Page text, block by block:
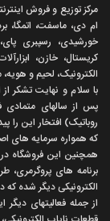
مرکز توزیع و فروش
ام دی، ماسفت، اتمگا،
خورشیدی، رسپبری پای،
کریستال، خازن،
الکترونیک، لحیم و
با سلام و نهايت تشکر
پس از سالهای متمادی
روباتيک) افتخار اين را
که همواره سرمايه های
همچنين اين فروشگاه
برنامه های پروگرمری،
الکترونيکی ديگر شده
از جمله فعاليتهای